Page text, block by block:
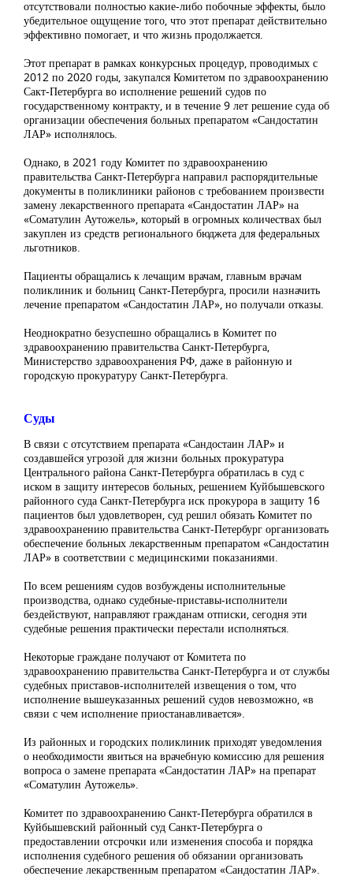
отсутствовали полностью какие-либо побочные эффекты, было
убедительное ощущение того, что этот препарат действительно
эффективно помогает, и что жизнь продолжается.
Этот препарат в рамках конкурсных процедур, проводимых с
2012 по 2020 годы, закупался Комитетом по здравоохранению
Сакт-Петербурга во исполнение решений судов по
государственному контракту, и в течение 9 лет решение суда об
организации обеспечения больных препаратом «Сандостатин
ЛАР» исполнялось.
Однако, в 2021 году Комитет по здравоохранению
правительства Санкт-Петербурга направил распорядительные
документы в поликлиники районов с требованием произвести
замену лекарственного препарата «Сандостатин ЛАР» на
«Соматулин Аутожель», который в огромных количествах был
закуплен из средств регионального бюджета для федеральных
льготников.
Пациенты обращались к лечащим врачам, главным врачам
поликлиник и больниц Санкт-Петербурга, просили назначить
лечение препаратом «Сандостатин ЛАР», но получали отказы.
Неоднократно безуспешно обращались в Комитет по
здравоохранению правительства Санкт-Петербурга,
Министерство здравоохранения РФ, даже в районную и
городскую прокуратуру Санкт-Петербурга.
Суды
В связи с отсутствием препарата «Сандостаин ЛАР» и
создавшейся угрозой для жизни больных прокуратура
Центрального района Санкт-Петербурга обратилась в суд с
иском в защиту интересов больных, решением Куйбышевского
районного суда Санкт-Петербурга иск прокурора в защиту 16
пациентов был удовлетворен, суд решил обязать Комитет по
здравоохранению правительства Санкт-Петербург организовать
обеспечение больных лекарственным препаратом «Сандостатин
ЛАР» в соответствии с медицинскими показаниями.
По всем решениям судов возбуждены исполнительные
производства, однако судебные-приставы-исполнители
бездействуют, направляют гражданам отписки, сегодня эти
судебные решения практически перестали исполняться.
Некоторые граждане получают от Комитета по
здравоохранению правительства Санкт-Петербурга и от службы
судебных приставов-исполнителей извещения о том, что
исполнение вышеуказанных решений судов невозможно, «в
связи с чем исполнение приостанавливается».
Из районных и городских поликлиник приходят уведомления
о необходимости явиться на врачебную комиссию для решения
вопроса о замене препарата «Сандостатин ЛАР» на препарат
«Соматулин Аутожель».
Комитет по здравоохранению Санкт-Петербурга обратился в
Куйбышевский районный суд Санкт-Петербурга о
предоставлении отсрочки или изменения способа и порядка
исполнения судебного решения об обязании организовать
обеспечение лекарственным препаратом «Сандостатин ЛАР».